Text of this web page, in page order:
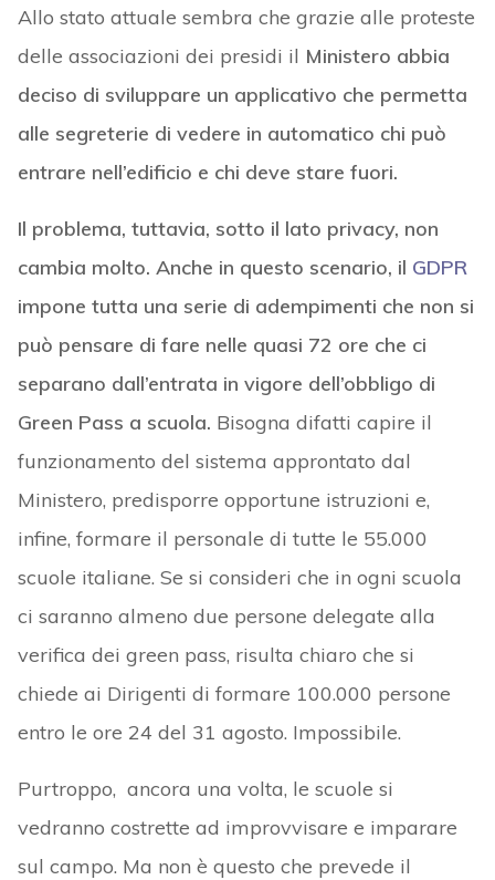
Allo stato attuale sembra che grazie alle proteste
delle associazioni dei presidi il Ministero abbia
deciso di sviluppare un applicativo che permetta
alle segreterie di vedere in automatico chi può
entrare nell’edificio e chi deve stare fuori.
Il problema, tuttavia, sotto il lato privacy, non
cambia molto. Anche in questo scenario, il GDPR
impone tutta una serie di adempimenti che non si
può pensare di fare nelle quasi 72 ore che ci
separano dall’entrata in vigore dell’obbligo di
Green Pass a scuola. Bisogna difatti capire il
funzionamento del sistema approntato dal
Ministero, predisporre opportune istruzioni e,
infine, formare il personale di tutte le 55.000
scuole italiane. Se si consideri che in ogni scuola
ci saranno almeno due persone delegate alla
verifica dei green pass, risulta chiaro che si
chiede ai Dirigenti di formare 100.000 persone
entro le ore 24 del 31 agosto. Impossibile.
Purtroppo, ancora una volta, le scuole si
vedranno costrette ad improvvisare e imparare
sul campo. Ma non è questo che prevede il